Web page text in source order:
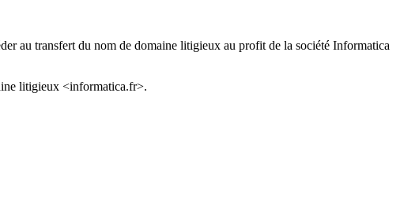
au transfert du nom de domaine litigieux au profit de la société Informatica
litigieux <informatica.fr>.